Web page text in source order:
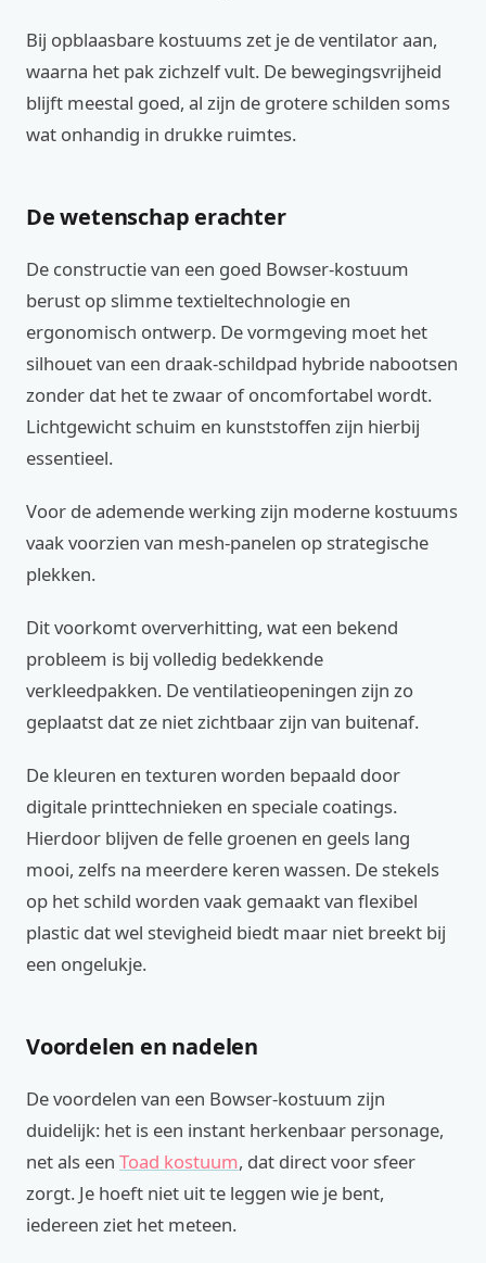
Bij opblaasbare kostuums zet je de ventilator aan,
waarna het pak zichzelf vult. De bewegingsvrijheid
blijft meestal goed, al zijn de grotere schilden soms
wat onhandig in drukke ruimtes.
De wetenschap erachter
De constructie van een goed Bowser-kostuum
berust op slimme textieltechnologie en
ergonomisch ontwerp. De vormgeving moet het
silhouet van een draak-schildpad hybride nabootsen
zonder dat het te zwaar of oncomfortabel wordt.
Lichtgewicht schuim en kunststoffen zijn hierbij
essentieel.
Voor de ademende werking zijn moderne kostuums
vaak voorzien van mesh-panelen op strategische
plekken.
Dit voorkomt oververhitting, wat een bekend
probleem is bij volledig bedekkende
verkleedpakken. De ventilatieopeningen zijn zo
geplaatst dat ze niet zichtbaar zijn van buitenaf.
De kleuren en texturen worden bepaald door
digitale printtechnieken en speciale coatings.
Hierdoor blijven de felle groenen en geels lang
mooi, zelfs na meerdere keren wassen. De stekels
op het schild worden vaak gemaakt van flexibel
plastic dat wel stevigheid biedt maar niet breekt bij
een ongelukje.
Voordelen en nadelen
De voordelen van een Bowser-kostuum zijn
duidelijk: het is een instant herkenbaar personage,
net als een Toad kostuum, dat direct voor sfeer
zorgt. Je hoeft niet uit te leggen wie je bent,
iedereen ziet het meteen.